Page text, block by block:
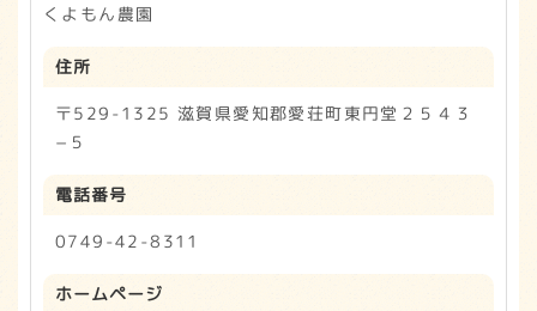
くよもん農園
住所
〒529-1325 滋賀県愛知郡愛荘町東円堂２５４３
−５
電話番号
0749-42-8311
ホームページ